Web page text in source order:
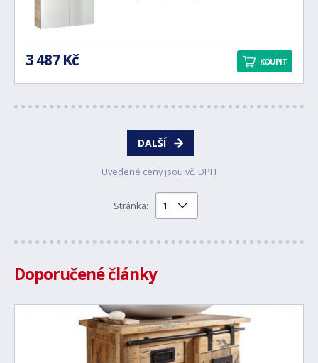
3 487 Kč KOUPIT
DALŠÍ
Uvedené ceny jsou vč. DPH
Stránka:
Doporučené články